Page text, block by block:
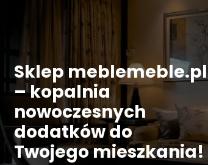
Sklep meblemeble.pl
– kopalnia
nowoczesnych
dodatków do
Twojego mieszkania!